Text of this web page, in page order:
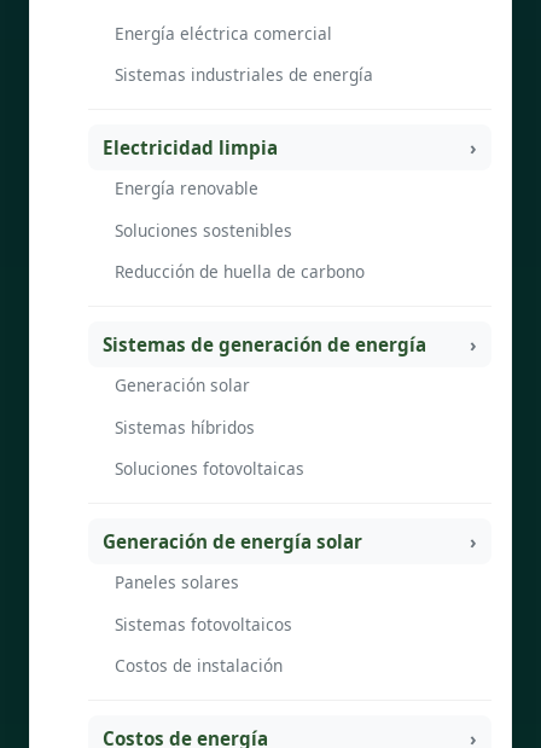
Energía eléctrica comercial
Sistemas industriales de energía
Electricidad limpia
Energía renovable
Soluciones sostenibles
Reducción de huella de carbono
Sistemas de generación de energía
Generación solar
Sistemas híbridos
Soluciones fotovoltaicas
Generación de energía solar
Paneles solares
Sistemas fotovoltaicos
Costos de instalación
Costos de energía